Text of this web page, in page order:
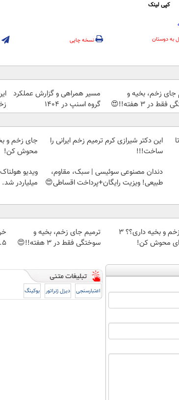
کپی لینک
به دوستان نسخه چاپی
جای زخم، بخیه و
در 3 هفته!!😍
مسیر همراهی و گزارش عملکرد
گروه اسنپ در ۱۴۰۴
تا
این دکتر شیرازی کرم ترمیم زخم ایرانی را
ساخت!!!
محوش کن!
دندان مصنوعی سوئیسی | سبک، مقاوم،
طبیعی! ویزیت رایگان+پرداخت اقساطی😍
ویدیو
میلیاردر
جای زخم و بخیه داری؟؟ 3
محوش کن!
ترمیم جای زخم، بخیه و
سوختگی فقط در 3 هفته!!😍
۰.۵ گرم
اعتبارسنجی دیزل ژنراتور بوکینگ